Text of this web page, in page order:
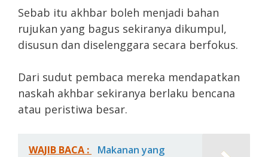
Sebab itu akhbar boleh menjadi bahan
rujukan yang bagus sekiranya dikumpul,
disusun dan diselenggara secara berfokus.
Dari sudut pembaca mereka mendapatkan
naskah akhbar sekiranya berlaku bencana
atau peristiwa besar.
WAJIB BACA :
Makanan yang